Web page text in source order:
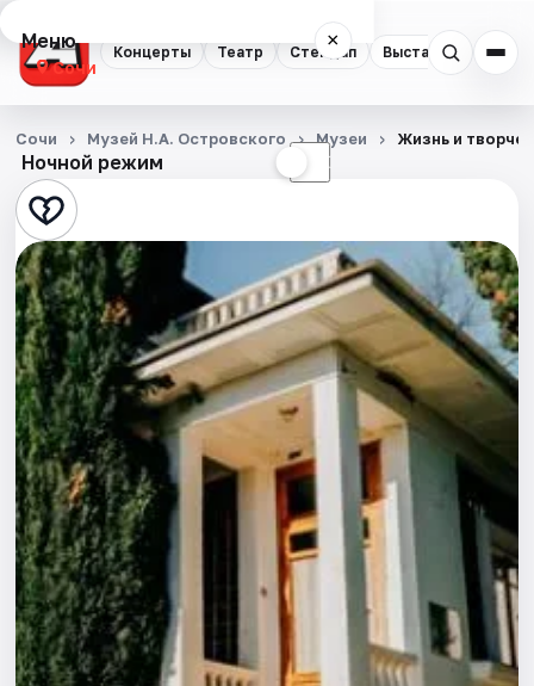
Концерты Театр Стендап Выставки
Меню ×
Сочи
Концерты
Театр
Стендап
Выставки
Квесты
Экскурсии
Спорт
События
Города
Площадки
Ночной режим ☾
Сочи Музей Н.А. Островского Музеи Жизнь и